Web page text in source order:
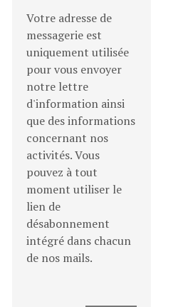
Votre adresse de
messagerie est
uniquement utilisée
pour vous envoyer
notre lettre
d'information ainsi
que des informations
concernant nos
activités. Vous
pouvez à tout
moment utiliser le
lien de
désabonnement
intégré dans chacun
de nos mails.